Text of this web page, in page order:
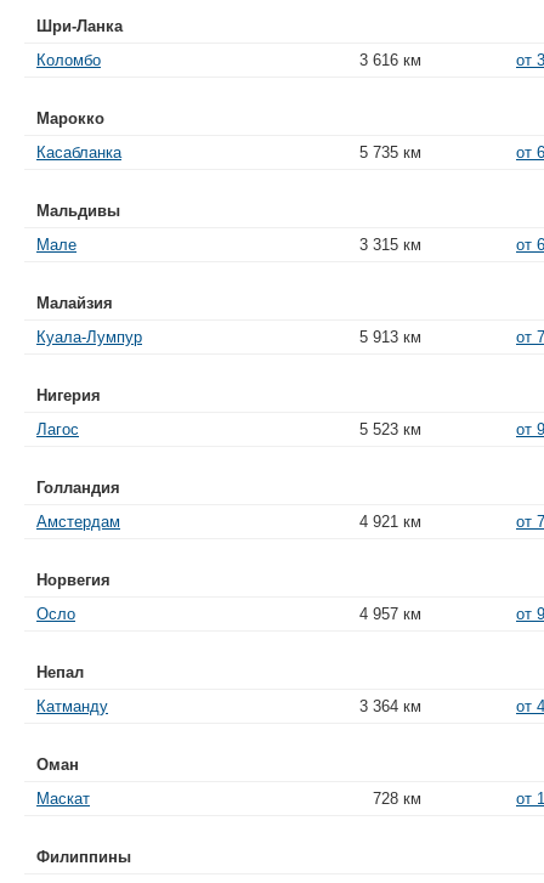
Шри-Ланка
Коломбо
3 616 км от
Марокко
Касабланка
5 735 км от
Мальдивы
Мале
3 315 км от
Малайзия
Куала-Лумпур
5 913 км от
Нигерия
Лагос
5 523 км от
Голландия
Амстердам
4 921 км от
Норвегия
Осло
4 957 км от
Непал
Катманду
3 364 км от
Оман
Маскат
728 км от
Филиппины